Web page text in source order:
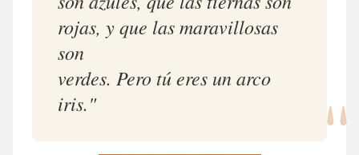
"
rojas, y que las maravillosas
son
verdes. Pero tú eres un arco
iris."